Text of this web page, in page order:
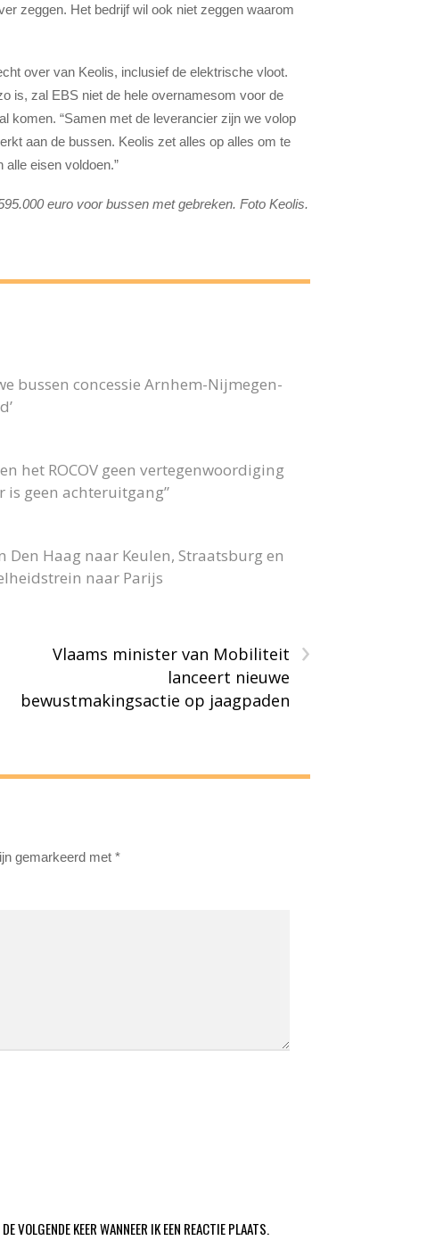
zeggen. Het bedrijf wil ook niet zeggen waarom
over van Keolis, inclusief de elektrische vloot.
is, zal EBS niet de hele overnamesom voor de
komen. “Samen met de leverancier zijn we volop
aan de bussen. Keolis zet alles op alles om te
eisen voldoen.”
euro voor bussen met gebreken. Foto Keolis.
bussen concessie Arnhem-Nijmegen-
het ROCOV geen vertegenwoordiging
is geen achteruitgang”
Haag naar Keulen, Straatsburg en
naar Parijs
›
Vlaams minister van Mobiliteit
lanceert nieuwe
bewustmakingsactie op jaagpaden
gemarkeerd met*
VOLGENDE KEER WANNEER IK EEN REACTIE PLAATS.